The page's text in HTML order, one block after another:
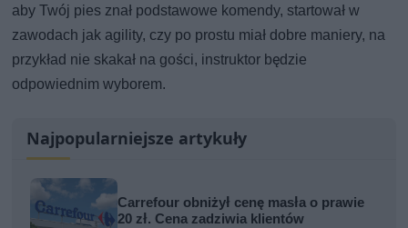
aby Twój pies znał podstawowe komendy, startował w
zawodach jak agility, czy po prostu miał dobre maniery, na
przykład nie skakał na gości, instruktor będzie
odpowiednim wyborem.
Najpopularniejsze artykuły
Carrefour obniżył cenę masła o prawie
20 zł. Cena zadziwia klientów